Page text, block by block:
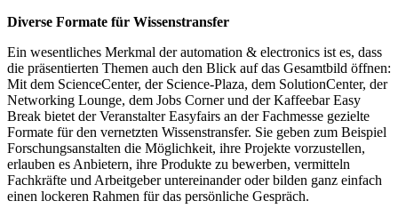
Diverse Formate für Wissenstransfer
Ein wesentliches Merkmal der automation & electronics ist es, dass
die präsentierten Themen auch den Blick auf das Gesamtbild öffnen:
Mit dem ScienceCenter, der Science-Plaza, dem SolutionCenter, der
Networking Lounge, dem Jobs Corner und der Kaffeebar Easy
Break bietet der Veranstalter Easyfairs an der Fachmesse gezielte
Formate für den vernetzten Wissenstransfer. Sie geben zum Beispiel
Forschungsanstalten die Möglichkeit, ihre Projekte vorzustellen,
erlauben es Anbietern, ihre Produkte zu bewerben, vermitteln
Fachkräfte und Arbeitgeber untereinander oder bilden ganz einfach
einen lockeren Rahmen für das persönliche Gespräch.